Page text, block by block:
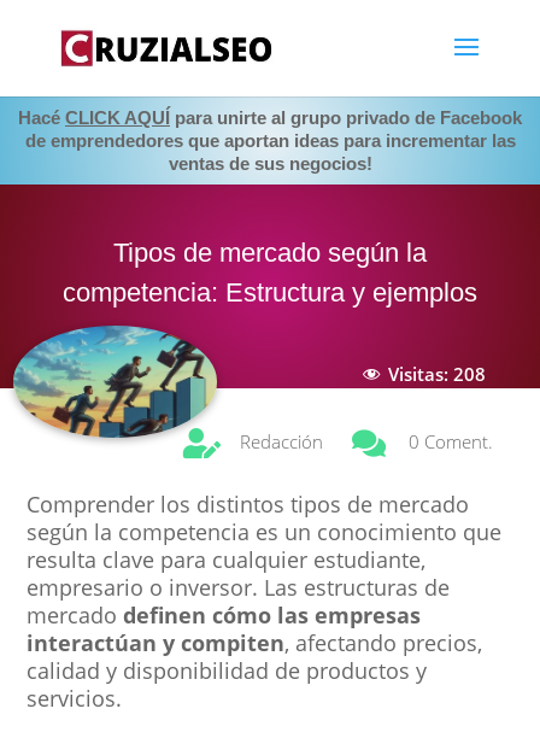
Hacé CLICK AQUÍ para unirte al grupo privado de Facebook
de emprendedores que aportan ideas para incrementar las
ventas de sus negocios!
Tipos de mercado según la
competencia: Estructura y ejemplos
Visitas: 208
 Redacción  0 Coment.
Comprender los distintos tipos de mercado
según la competencia es un conocimiento que
resulta clave para cualquier estudiante,
empresario o inversor. Las estructuras de
mercadodefinen cómo las empresas
interactúan y compiten, afectando precios,
calidad y disponibilidad de productos y
servicios.